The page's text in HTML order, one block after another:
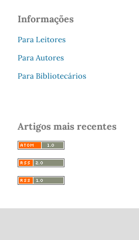
Informações
Para Leitores
Para Autores
Para Bibliotecários
Artigos mais recentes